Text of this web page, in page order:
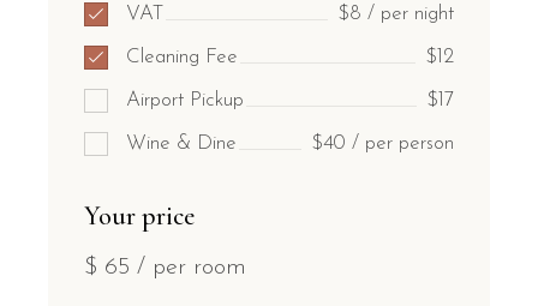
VAT $8 / per night
Cleaning Fee $12
Airport Pickup $17
Wine & Dine $40 / per person
Your price
$ 65 / per room